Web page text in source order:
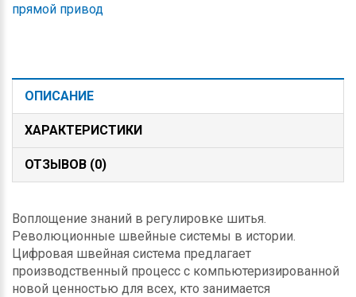
прямой привод
ОПИСАНИЕ
ХАРАКТЕРИСТИКИ
ОТЗЫВОВ (0)
Воплощение знаний в регулировке шитья.
Революционные швейные системы в истории.
Цифровая швейная система предлагает
производственный процесс с компьютеризированной
новой ценностью для всех, кто занимается